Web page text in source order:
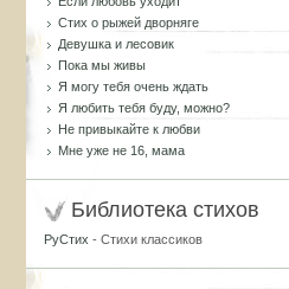
Стих о рыжей дворняге
Девушка и лесовик
Пока мы живы
Я могу тебя очень ждать
Я любить тебя буду, можно?
Не привыкайте к любви
Мне уже не 16, мама
Библиотека стихов
РуСтих - Стихи классиков